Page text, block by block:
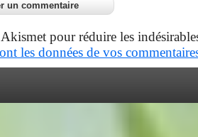
pour réduire les
les données de vos